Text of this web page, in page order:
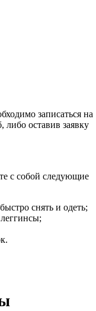
записаться на
оставив заявку
с собой следующие
снять и одеть;